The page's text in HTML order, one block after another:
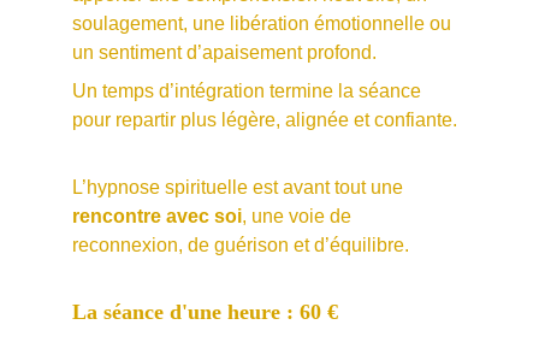
soulagement, une libération émotionnelle ou
un sentiment d’apaisement profond.
Un temps d’intégration termine la séance
pour repartir plus légère, alignée et confiante.
L’hypnose spirituelle est avant tout une
rencontre avec soi, une voie de
reconnexion, de guérison et d’équilibre.
La séance d'une heure : 60 €